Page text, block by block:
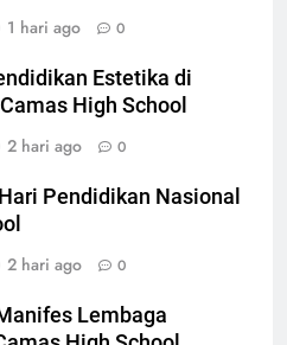
1 hari ago 0
Estetika di
High School
2 hari ago 0
Pendidikan Nasional
2 hari ago 0
Lembaga